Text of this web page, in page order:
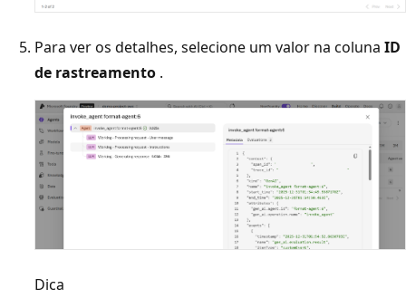
Para ver os detalhes, selecione um valor na coluna ID
de rastreamento .
Dica